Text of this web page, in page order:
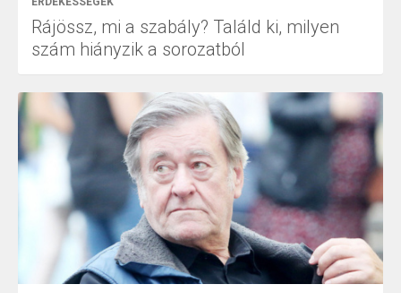
Rájössz, mi a szabály? Találd ki, milyen
szám hiányzik a sorozatból